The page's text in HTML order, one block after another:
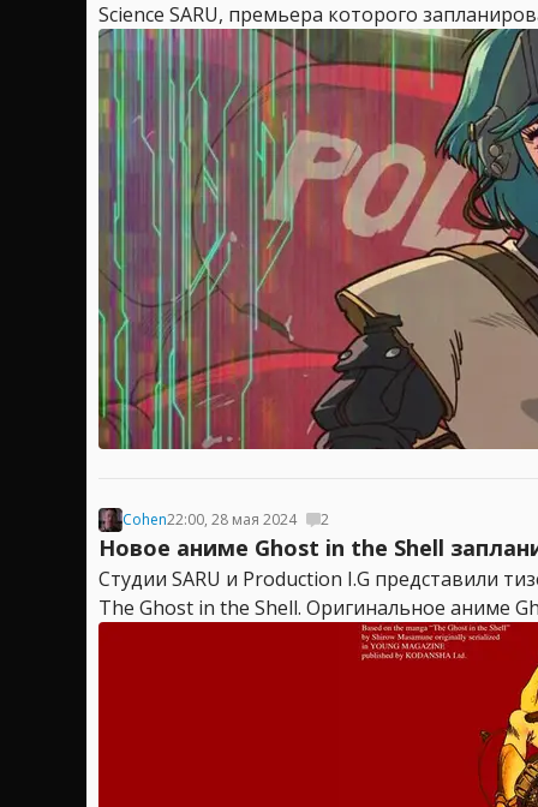
Science SARU, премьера которого
Cohen22:00, 28 мая 2024 2
Новое аниме Ghost in the Shell
Студии SARU и Production I.G представили
The Ghost in the Shell. Оригинальное аниме